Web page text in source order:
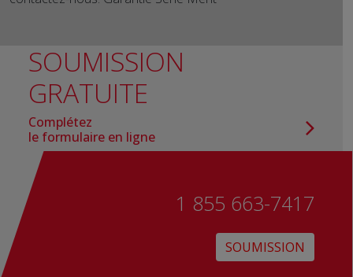
SOUMISSION
GRATUITE
Complétez
le formulaire en ligne
1 855 663-7417
SOUMISSION